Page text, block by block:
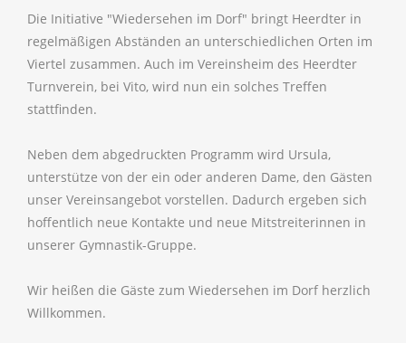
Die Initiative "Wiedersehen im Dorf" bringt Heerdter in
regelmäßigen Abständen an unterschiedlichen Orten im
Viertel zusammen. Auch im Vereinsheim des Heerdter
Turnverein, bei Vito, wird nun ein solches Treffen
stattfinden.
Neben dem abgedruckten Programm wird Ursula,
unterstütze von der ein oder anderen Dame, den Gästen
unser Vereinsangebot vorstellen. Dadurch ergeben sich
hoffentlich neue Kontakte und neue Mitstreiterinnen in
unserer Gymnastik-Gruppe.
Wir heißen die Gäste zum Wiedersehen im Dorf herzlich
Willkommen.